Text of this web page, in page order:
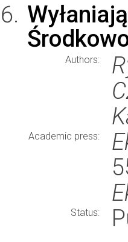
Authors:
Academic press:
Status: